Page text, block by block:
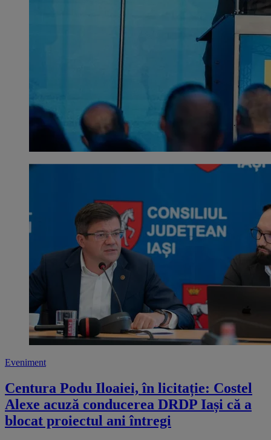
Eveniment
Centura Podu Iloaiei, în licitație: Costel
Alexe acuză conducerea DRDP Iași că a
blocat proiectul ani întregi